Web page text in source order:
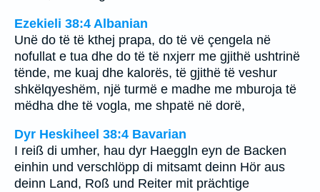
Ezekieli 38:4 Albanian
Unë do të të kthej prapa, do të vë çengela në
nofullat e tua dhe do të të nxjerr me gjithë ushtrinë
tënde, me kuaj dhe kalorës, të gjithë të veshur
shkëlqyeshëm, një turmë e madhe me mburoja të
mëdha dhe të vogla, me shpatë në dorë,
Dyr Heskiheel 38:4 Bavarian
I reiß di umher, hau dyr Haeggln eyn de Backen
einhin und verschlöpp di mitsamt deinn Hör aus
deinn Land, Roß und Reiter mit prächtige